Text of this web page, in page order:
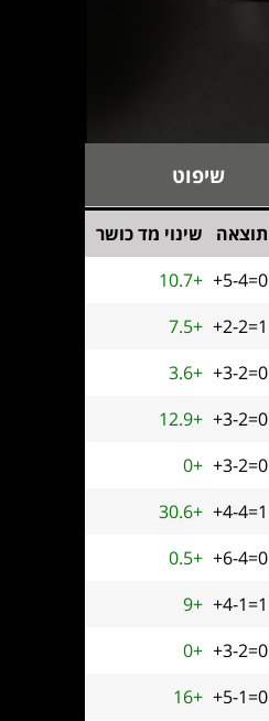
שיפוט
תוצאה
שינוי מד כושר
+5-4=0
10.7+
+2-2=1
7.5+
+3-2=0
3.6+
+3-2=0
12.9+
+3-2=0
0+
+4-4=1
30.6+
+6-4=0
0.5+
+4-1=1
9+
+3-2=0
0+
+5-1=0
16+